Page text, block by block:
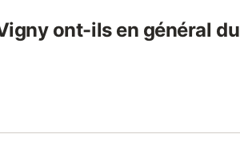
ont-ils en général du